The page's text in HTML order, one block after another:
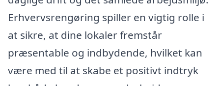
Erhvervsrengøring spiller en vigtig rolle i
at sikre, at dine lokaler fremstår
præsentable og indbydende, hvilket kan
være med til at skabe et positivt indtryk